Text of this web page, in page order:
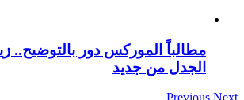
مطالباً الموركس دور بالتوضيح..
الجدل من جديد